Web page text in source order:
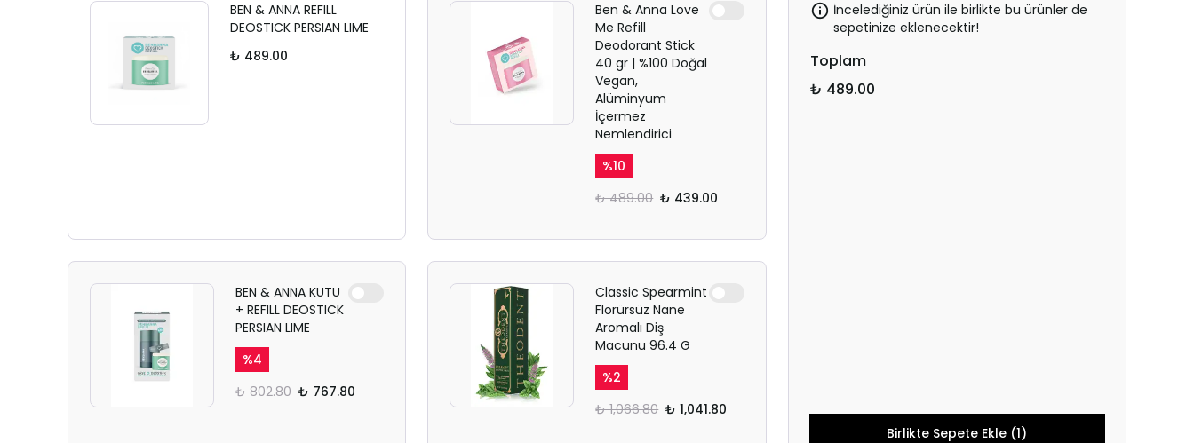
BEN & ANNA REFILL
DEOSTICK PERSIAN LIME
₺ 489.00
Ben & Anna Love
Me Refill
Deodorant Stick
40 gr | %100 Doğal
Vegan,
Alüminyum
İçermez
Nemlendirici
%10
₺ 489.00 ₺ 439.00
BEN & ANNA KUTU
+ REFILL DEOSTICK
PERSIAN LIME
%4
₺ 802.80 ₺ 767.80
Classic Spearmint
Florürsüz Nane
Aromalı Diş
Macunu 96.4 G
%2
₺ 1,066.80 ₺ 1,041.80
İncelediğiniz ürün ile birlikte bu ürünler de
sepetinize eklenecektir!
Toplam
₺ 489.00
Birlikte Sepete Ekle (1)